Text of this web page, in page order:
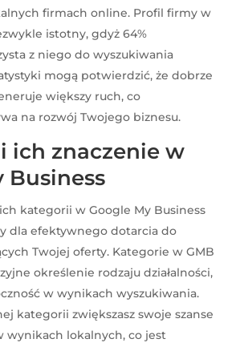
firmach online. Profil firmy w
istotny, gdyż 64%
z niego do wyszukiwania
mogą potwierdzić, że dobrze
większy ruch, co
na rozwój Twojego biznesu.
ich znaczenie w
Business
kategorii w Google My Business
dla efektywnego dotarcia do
Twojej oferty. Kategorie w GMB
określenie rodzaju działalności,
w wynikach wyszukiwania.
kategorii zwiększasz swoje szanse
wynikach lokalnych, co jest